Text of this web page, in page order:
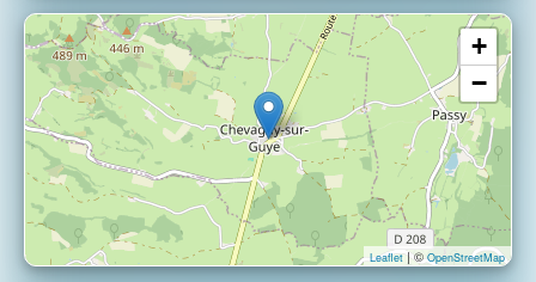
+
−
Leaflet| ©OpenStreetMap